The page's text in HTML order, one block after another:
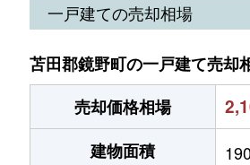
一戸建ての売却相場
苫田郡鏡野町の一戸建て売却
売却価格相場
建物面積